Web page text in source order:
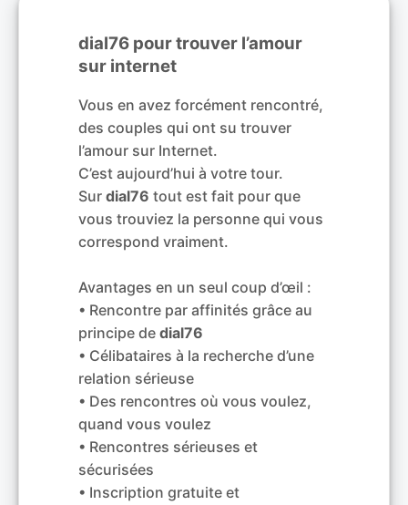
dial76 pour trouver l’amour
sur internet
Vous en avez forcément rencontré,
des couples qui ont su trouver
l’amour sur Internet.
C’est aujourd’hui à votre tour.
Sur dial76 tout est fait pour que
vous trouviez la personne qui vous
correspond vraiment.
Avantages en un seul coup d’œil :
• Rencontre par affinités grâce au
principe de dial76
• Célibataires à la recherche d’une
relation sérieuse
• Des rencontres où vous voulez,
quand vous voulez
• Rencontres sérieuses et
sécurisées
• Inscription gratuite et